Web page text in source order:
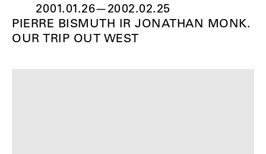
2001.01.26—2002.02.25
PIERRE BISMUTH IR JONATHAN MONK.
OUR TRIP OUT WEST